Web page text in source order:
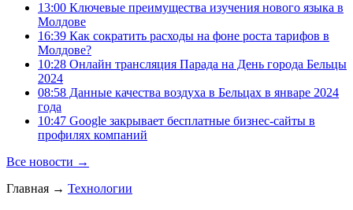
13:00 Ключевые преимущества изучения нового языка в
Молдове
16:39 Как сократить расходы на фоне роста тарифов в
Молдове?
10:28 Онлайн трансляция Парада на День города Бельцы
2024
08:58 Данные качества воздуха в Бельцах в январе 2024
года
10:47 Google закрывает бесплатные бизнес-сайты в
профилях компаний
Все новости →
Главная → Технологии